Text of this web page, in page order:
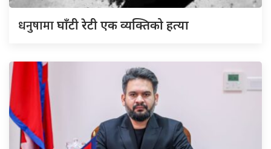
धनुषामाघाँटी रेटी एक व्यक्तिको हत्या